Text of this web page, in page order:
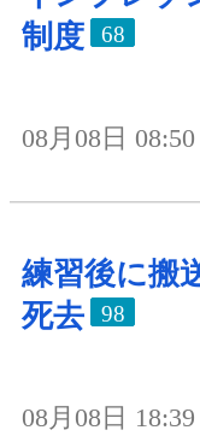
制度
68
08月08日 08:50
練習後に搬
死去
98
08月08日 18:39